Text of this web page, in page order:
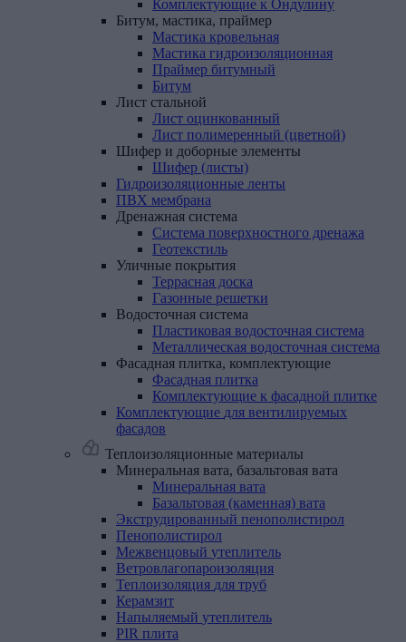
Комплектующие к Ондулину
Битум, мастика, праймер
Мастика кровельная
Мастика гидроизоляционная
Праймер битумный
Битум
Лист стальной
Лист оцинкованный
Лист полимеренный (цветной)
Шифер и доборные элементы
Шифер (листы)
Гидроизоляционные ленты
ПВХ мембрана
Дренажная система
Система поверхностного дренажа
Геотекстиль
Уличные покрытия
Террасная доска
Газонные решетки
Водосточная система
Пластиковая водосточная система
Металлическая водосточная система
Фасадная плитка, комплектующие
Фасадная плитка
Комплектующие к фасадной плитке
Комплектующие для вентилируемых
фасадов
Теплоизоляционные материалы
Минеральная вата, базальтовая вата
Минеральная вата
Базальтовая (каменная) вата
Экструдированный пенополистирол
Пенополистирол
Межвенцовый утеплитель
Ветровлагопароизоляция
Теплоизоляция для труб
Керамзит
Напыляемый утеплитель
PIR плита